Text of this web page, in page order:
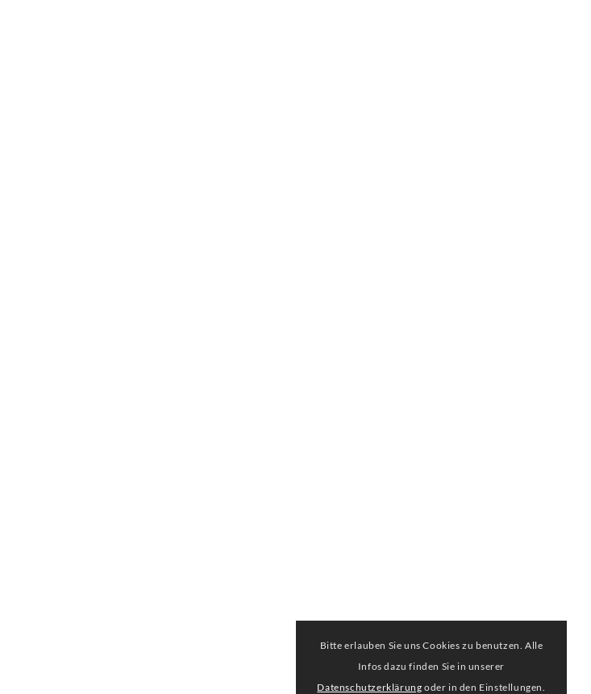
Bitte erlauben Sie uns Cookies zu benutzen. Alle
Infos dazu finden Sie in unserer
Datenschutzerklärung oder in den Einstellungen.